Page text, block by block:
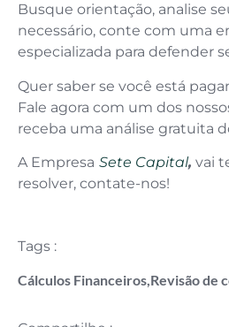
Busque orientação, analise
necessário, conte com uma
especializada para defender
Quer saber se você está
Fale agora com um dos
receba uma análise gratuita
A Empresa Sete Capital, vai
resolver, contate-nos!
Tags :
Cálculos Financeiros,Revisão de